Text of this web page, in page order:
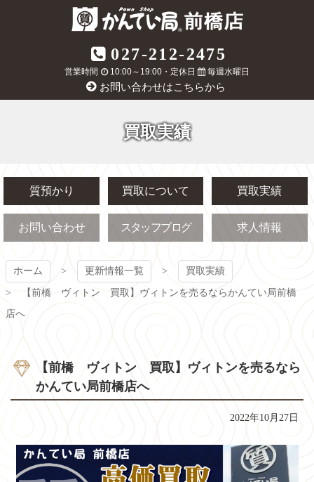
質屋かんてい局
前橋店
027-212-2475
営業時間 10:00～19:00・定休日 毎週水曜日
お問い合わせはこちらから
買取実績
質預かり 買取について 買取実績
お問い合わせ スタッフブログ 求人情報
ホーム 更新情報一覧 買取実績
【前橋 ヴィトン 買取】ヴィトンを売るならかんてい局前橋
店へ
【前橋 ヴィトン 買取】ヴィトンを売るなら
かんてい局前橋店へ
2022年10月27日